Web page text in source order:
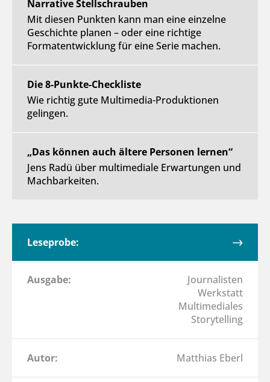
Narrative Stellschrauben
Mit diesen Punkten kann man eine einzelne
Geschichte planen – oder eine richtige
Formatentwicklung für eine Serie machen.
Die 8-Punkte-Checkliste
Wie richtig gute Multimedia-Produktionen
gelingen.
„Das können auch ältere Personen lernen“
Jens Radü über multimediale Erwartungen und
Machbarkeiten.
Leseprobe:
Ausgabe:
Journalisten
Werkstatt
Multimediales
Storytelling
Autor: Matthias Eberl